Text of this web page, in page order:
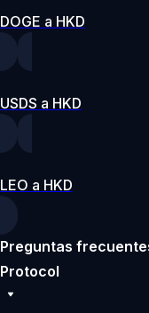
DOGE a HKD
USDS a HKD
LEO a HKD
Preguntas
Protocol